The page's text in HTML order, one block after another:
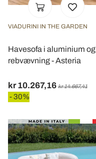
VIADURINI IN THE GARDEN
Havesofa i aluminium og
rebvævning - Asteria
kr 10.267,16 kr 14.667,41
- 30%